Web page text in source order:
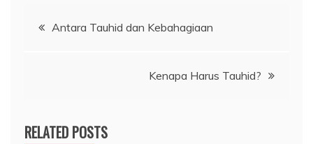
Navigasi
Antara Tauhid dan Kebahagiaan
Kenapa Harus Tauhid?
RELATED POSTS